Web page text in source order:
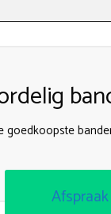
goedkoopste